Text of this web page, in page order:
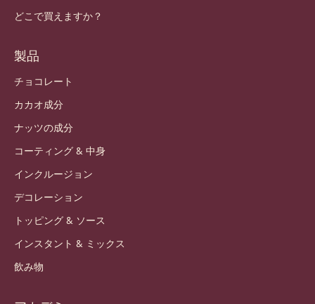
どこで買えますか？
製品
チョコレート
カカオ成分
ナッツの成分
コーティング & 中身
インクルージョン
デコレーション
トッピング & ソース
インスタント & ミックス
飲み物